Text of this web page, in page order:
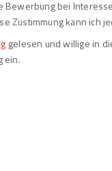
Bewerbung bei
Zustimmung kann ich
gelesen und willige in
ein.